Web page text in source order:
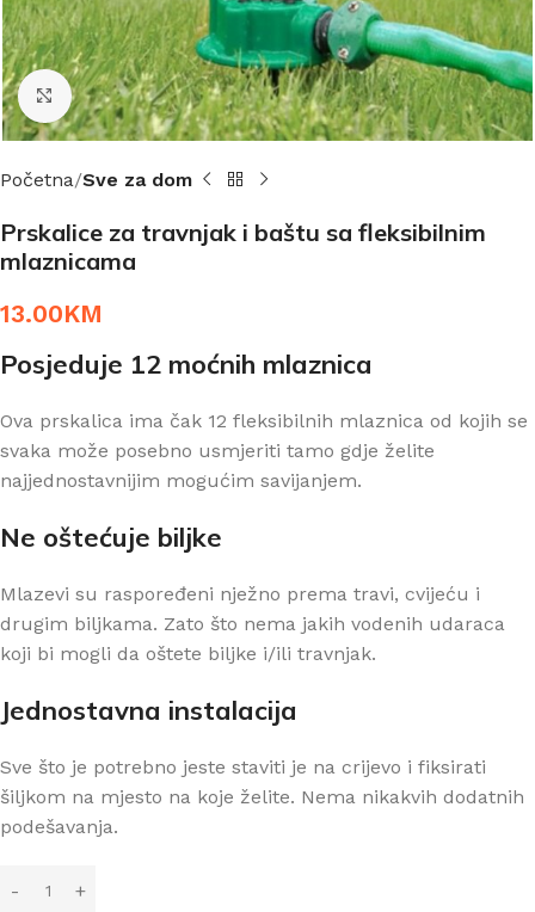
Click to enlarge
Početna Sve za dom
Prskalice za travnjak i baštu sa fleksibilnim
mlaznicama
13.00KM
Posjeduje 12 moćnih mlaznica
Ova prskalica ima čak 12 fleksibilnih mlaznica od kojih se
svaka može posebno usmjeriti tamo gdje želite
najjednostavnijim mogućim savijanjem.
Ne oštećuje biljke
Mlazevi su raspoređeni nježno prema travi, cvijeću i
drugim biljkama. Zato što nema jakih vodenih udaraca
koji bi mogli da oštete biljke i/ili travnjak.
Jednostavna instalacija
Sve što je potrebno jeste staviti je na crijevo i fiksirati
šiljkom na mjesto na koje želite. Nema nikakvih dodatnih
podešavanja.